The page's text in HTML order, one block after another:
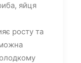
яйця
росту та